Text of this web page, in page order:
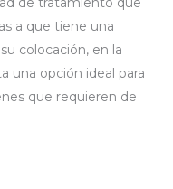
a que tiene una
colocación, en la
una opción ideal para
que requieren de